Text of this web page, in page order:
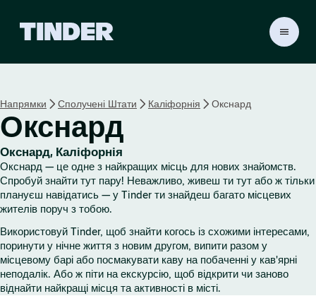
н
а
с
т
о
р
і
а
T
i
n
Напрямки Сполучені Штати Каліфорнія Окснард
Окснард
Окснард, Каліфорнія
Окснард — це одне з найкращих місць для нових знайомств.
Спробуй знайти тут пару! Неважливо, живеш ти тут або ж тільки
плануєш навідатись — у Tinder ти знайдеш багато місцевих
жителів поруч з тобою.
Використовуй Tinder, щоб знайти когось із схожими інтересами,
поринути у нічне життя з новим другом, випити разом у
місцевому барі або посмакувати каву на побаченні у кав'ярні
неподалік. Або ж піти на екскурсію, щоб відкрити чи заново
віднайти найкращі місця та активності в місті.